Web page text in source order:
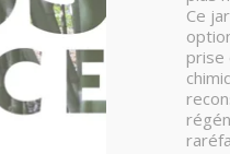
Ce
prise